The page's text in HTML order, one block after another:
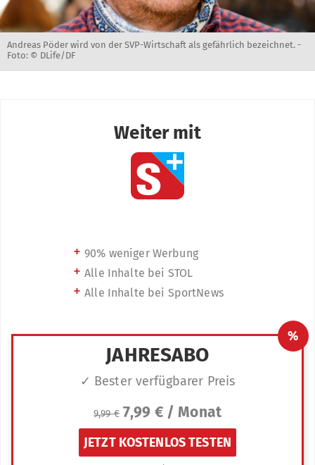
Andreas Pöder wird von der SVP-Wirtschaft als gefährlich bezeichnet. -
Foto: © DLife/DF